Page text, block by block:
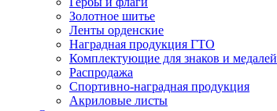
Золотное шитье
Ленты орденские
Наградная продукция ГТО
Комплектующие для знаков и медалей
Распродажа
Спортивно-наградная продукция
Акриловые листы